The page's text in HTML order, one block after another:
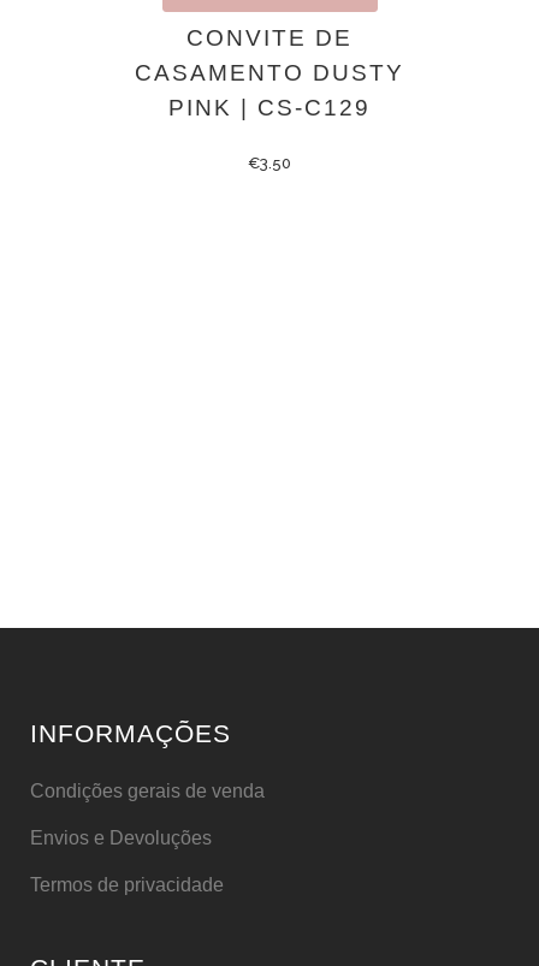
CONVITE DE
CASAMENTO DUSTY
PINK | CS-C129
€3.50
INFORMAÇÕES
Condições gerais de venda
Envios e Devoluções
Termos de privacidade